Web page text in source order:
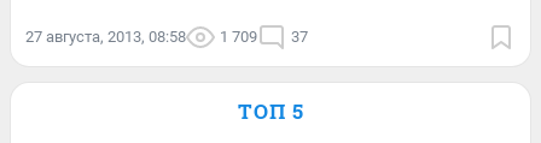
27 августа, 2013, 08:58 1 709 37
ТОП 5